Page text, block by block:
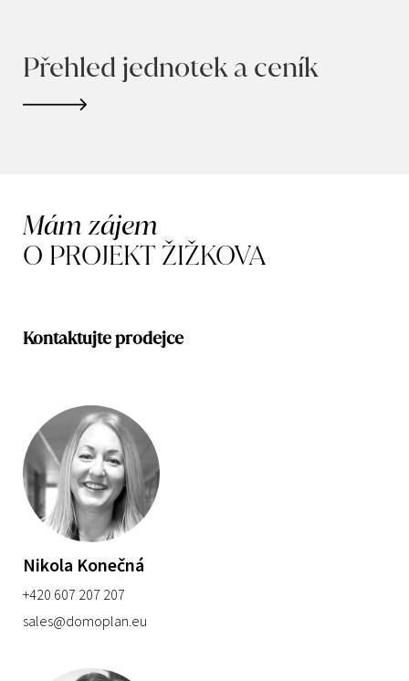
Přehled jednotek a ceník
Mám zájem
O PROJEKT ŽIŽKOVA
Kontaktujte prodejce
Nikola Konečná
+420 607 207 207
sales@domoplan.eu